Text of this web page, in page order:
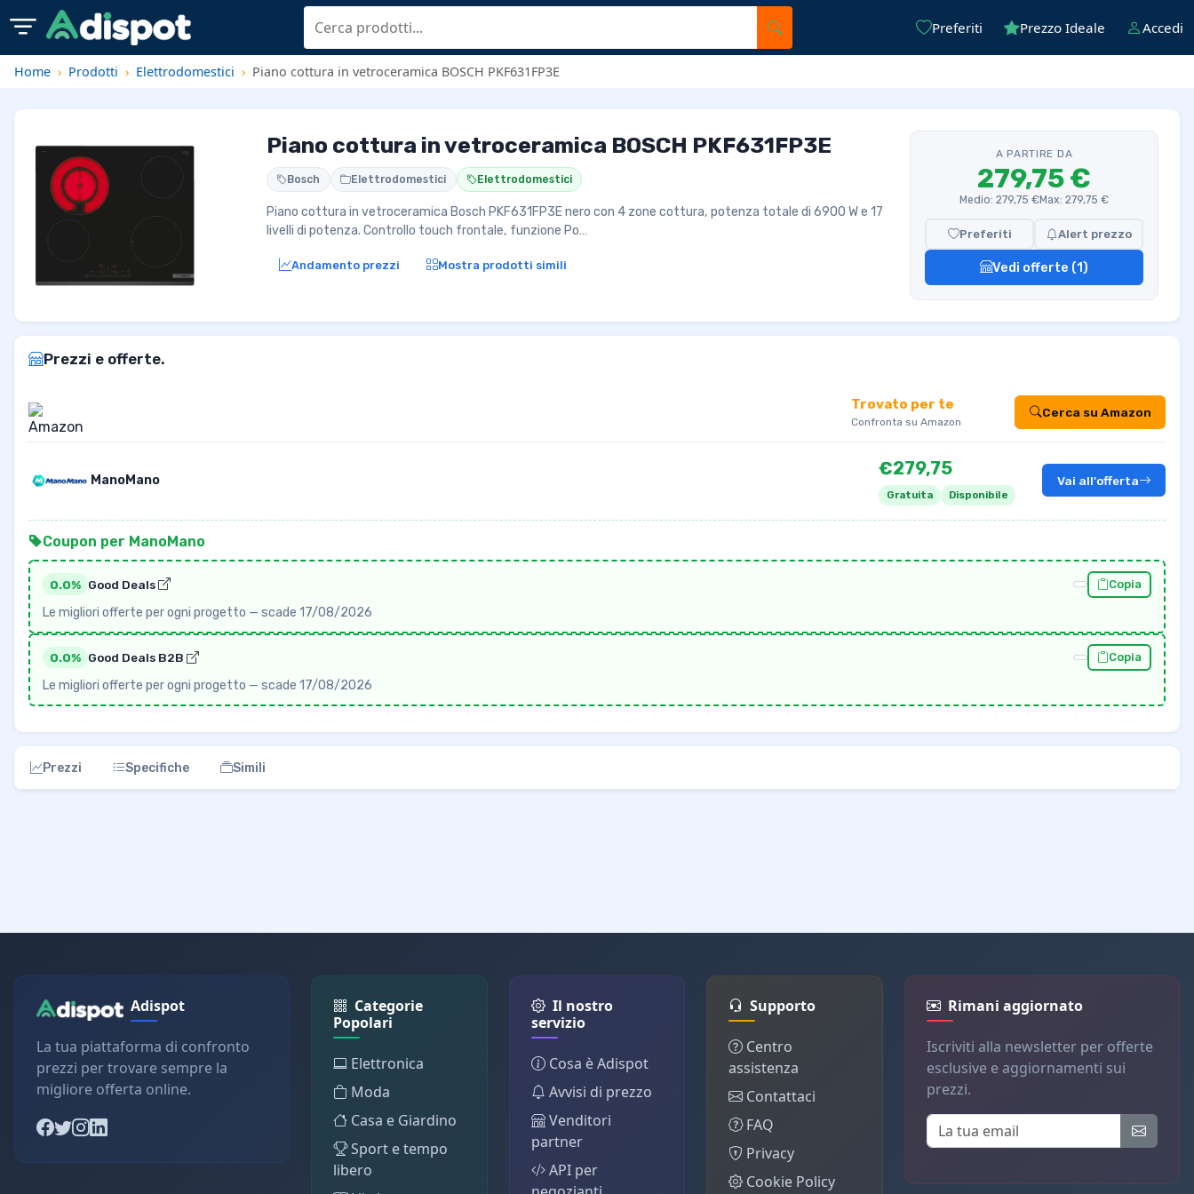
Preferiti Prezzo Ideale Accedi
Home Prodotti Elettrodomestici Piano cottura in vetroceramica BOSCH PKF631FP3E
Piano cottura in vetroceramica BOSCH PKF631FP3E
Bosch Elettrodomestici Elettrodomestici
Piano cottura in vetroceramica Bosch PKF631FP3E nero con 4 zone cottura, potenza totale di 6900 W e 17
livelli di potenza. Controllo touch frontale, funzione Po…
Andamento prezzi Mostra prodotti simili
A PARTIRE DA
279,75 €
Medio: 279,75 €Max: 279,75 €
Preferiti Alert prezzo
Vedi offerte (1)
Prezzi e offerte.
Trovato per te
Confronta su Amazon
Cerca su Amazon
ManoMano
€279,75
Gratuita Disponibile
Vai all'offerta
Coupon per ManoMano
0.0% Good Deals Copia
Le migliori offerte per ogni progetto — scade 17/08/2026
0.0% Good Deals B2B Copia
Le migliori offerte per ogni progetto — scade 17/08/2026
Prezzi Specifiche Simili
Adispot
La tua piattaforma di confronto
prezzi per trovare sempre la
migliore offerta online.
Categorie
Popolari
Elettronica
Moda
Casa e Giardino
Sport e tempo
libero
Il nostro
servizio
Cosa è Adispot
Avvisi di prezzo
Venditori
partner
API per
Supporto
Centro
assistenza
Contattaci
FAQ
Privacy
Cookie Policy
Rimani aggiornato
Iscriviti alla newsletter per offerte
esclusive e aggiornamenti sui
prezzi.